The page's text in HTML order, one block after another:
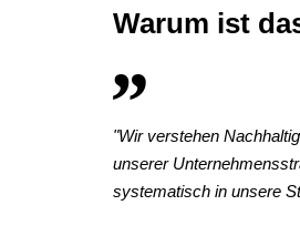
Warum ist
"Wir verstehen
unserer
systematisch in unsere